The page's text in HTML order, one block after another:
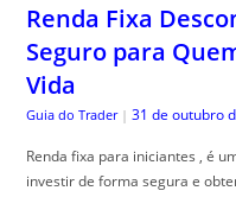
Renda Fixa
Seguro para
Vida
Guia do Trader | 31 de outubro
Renda fixa para iniciantes , é
investir de forma segura e